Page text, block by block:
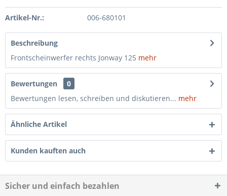
Artikel-Nr.: 006-680101
Beschreibung
Frontscheinwerfer rechts Jonway 125 mehr
Bewertungen
0
Bewertungen lesen, schreiben und diskutieren... mehr
Ähnliche Artikel
Kunden kauften auch
Sicher und einfach bezahlen